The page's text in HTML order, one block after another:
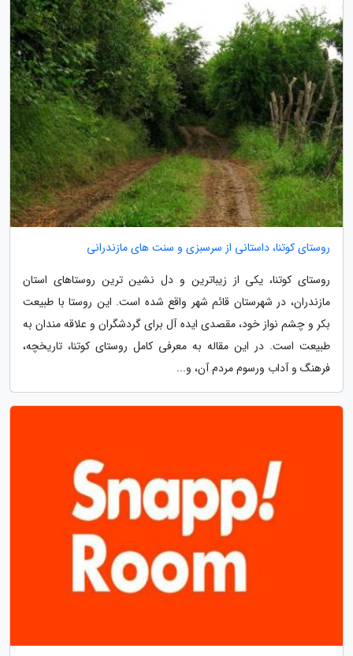
روستای کوتنا، داستانی از سرسبزی و سنت های مازندرانی
روستای کوتنا، یکی از زیباترین و دل نشین ترین روستاهای استان
مازندران، در شهرستان قائم شهر واقع شده است. این روستا با طبیعت
بکر و چشم نواز خود، مقصدی ایده آل برای گردشگران و علاقه مندان به
طبیعت است. در این مقاله به معرفی کامل روستای کوتنا، تاریخچه،
فرهنگ و آداب ورسوم مردم آن، و...